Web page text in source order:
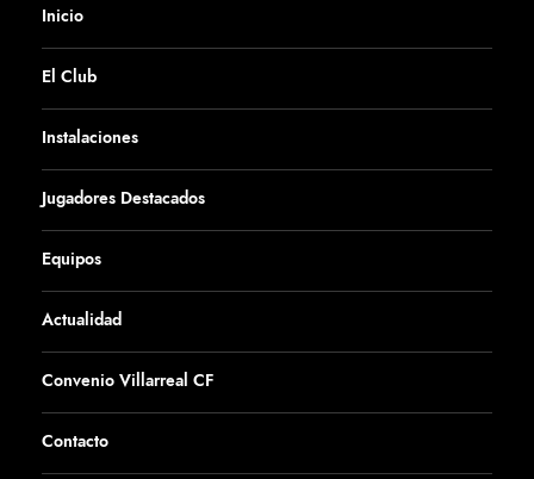
Inicio
El Club
Instalaciones
Jugadores Destacados
Equipos
Actualidad
Convenio Villarreal CF
Contacto